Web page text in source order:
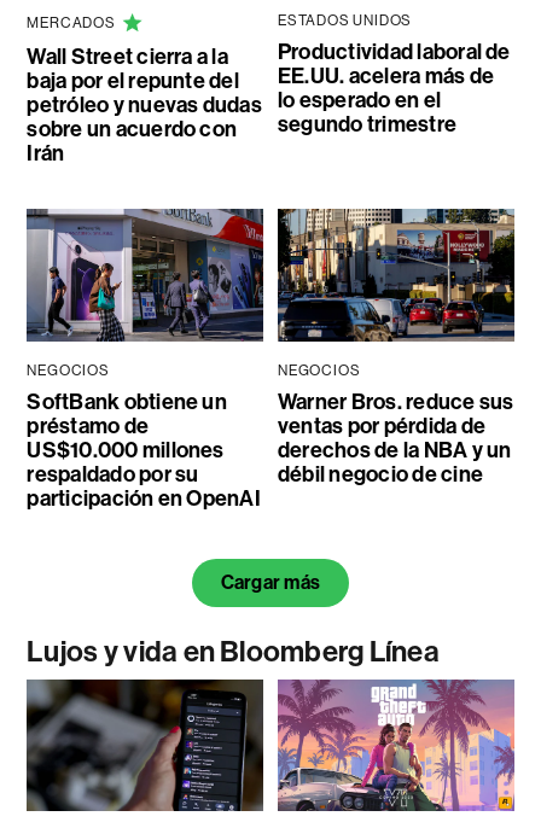
MERCADOS
Wall Street cierra a la
baja por el repunte del
petróleo y nuevas dudas
sobre un acuerdo con
Irán
ESTADOS UNIDOS
Productividad laboral de
EE.UU. acelera más de
lo esperado en el
segundo trimestre
NEGOCIOS
SoftBank obtiene un
préstamo de
US$10.000 millones
respaldado por su
participación en OpenAI
NEGOCIOS
Warner Bros. reduce sus
ventas por pérdida de
derechos de la NBA y un
débil negocio de cine
Cargar más
Lujos y vida en Bloomberg Línea